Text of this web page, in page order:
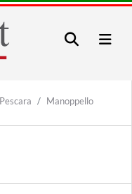
Manoppello